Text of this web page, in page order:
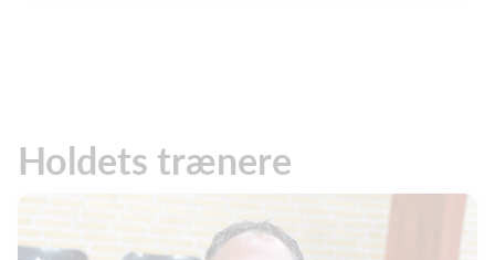
Holdets trænere